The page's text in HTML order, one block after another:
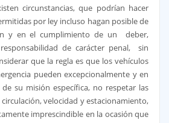
circunstancias, que podrían hacer
por ley incluso hagan posible de
y en el cumplimiento de un deber,
de carácter penal, sin
que la regla es que los vehículos
pueden excepcionalmente y en
su misión específica, no respetar las
velocidad y estacionamiento,
imprescindible en la ocasión que